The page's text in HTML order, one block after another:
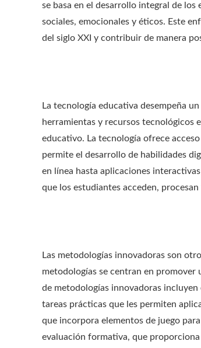
se basa en el desarrollo integral de
sociales, emocionales y éticos. Este
del siglo XXI y contribuir de manera
La tecnología educativa desempeña
herramientas y recursos tecnológicos
educativo. La tecnología ofrece
permite el desarrollo de habilidades
en línea hasta aplicaciones
que los estudiantes acceden,
Las metodologías innovadoras son
metodologías se centran en
de metodologías innovadoras
tareas prácticas que les permiten
que incorpora elementos de juego
evaluación formativa, que